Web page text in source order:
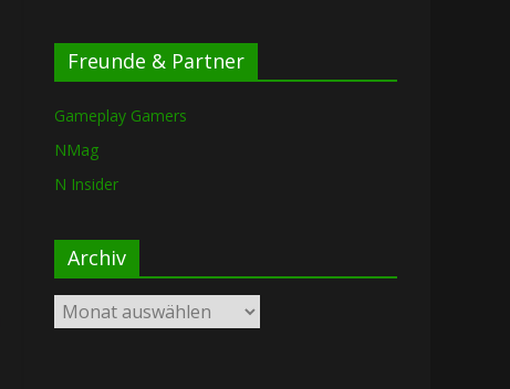
Freunde & Partner
Gameplay Gamers
NMag
N Insider
Archiv
Archiv